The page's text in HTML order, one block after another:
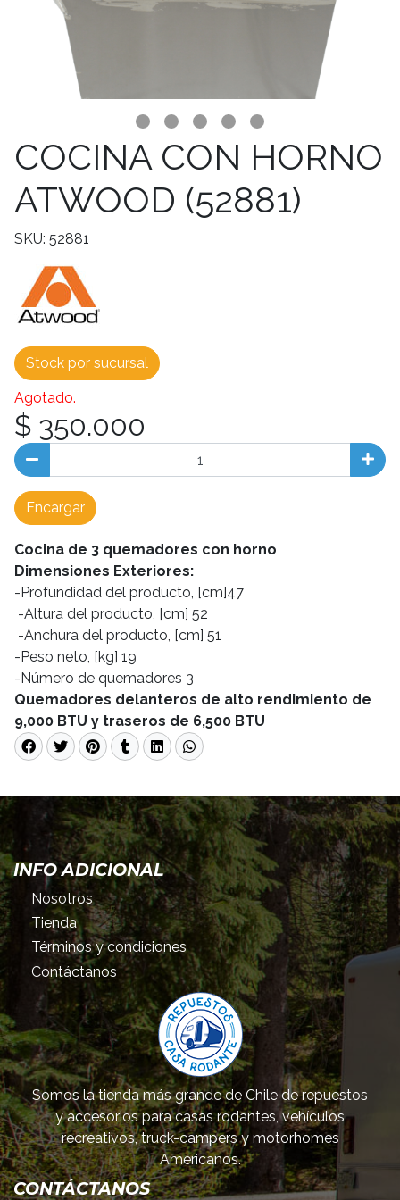
COCINA CON HORNO
ATWOOD (52881)
SKU: 52881
Stock por sucursal
Agotado.
$ 350.000
Encargar
Cocina de 3 quemadores con horno
Dimensiones Exteriores:
-Profundidad del producto, [cm]47
-Altura del producto, [cm] 52
-Anchura del producto, [cm] 51
-Peso neto, [kg] 19
-Número de quemadores 3
Quemadores delanteros de alto rendimiento de
9,000 BTU y traseros de 6,500 BTU
INFO ADICIONAL
Nosotros
Tienda
Términos y condiciones
Contáctanos
Somos la tienda más grande de Chile de repuestos
y accesorios para casas rodantes, vehículos
recreativos, truck-campers y motorhomes
Americanos.
CONTÁCTANOS